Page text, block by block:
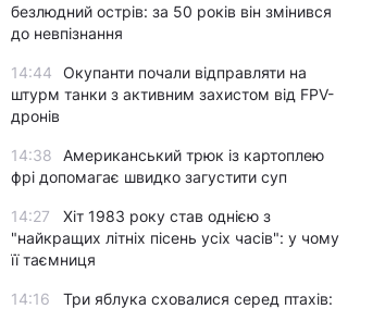
безлюдний острів: за 50 років він змінився
до невпізнання
14:44
Окупанти почали відправляти на
штурм танки з активним захистом від FPV-
дронів
14:38
Американський трюк із картоплею
фрі допомагає швидко загустити суп
14:27
Хіт 1983 року став однією з
"найкращих літніх пісень усіх часів": у чому
її таємниця
14:16
Три яблука сховалися серед птахів: